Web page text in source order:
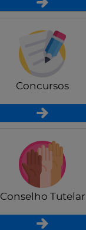
Concursos
Conselho Tutelar